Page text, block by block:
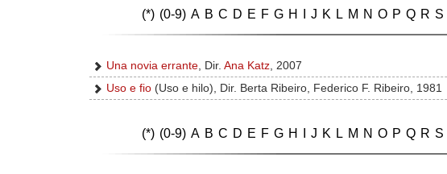
(*) (0-9) A B C D E F G H J K L M N O P Q R S
Una novia errante , Dir.Ana Katz , 2007
Uso e fio (Uso e hilo), Dir. Berta Ribeiro, Federico F. Ribeiro, 1981
(*) (0-9) A B C D E F G H J K L M N O P Q R S